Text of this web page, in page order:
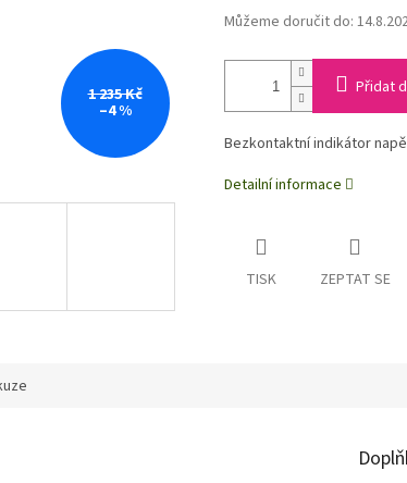
1 235 Kč
–4 %
Můžeme doručit do:
Přidat
Bezkontaktní indikátor
Detailní informace
TISK ZEPTAT SE